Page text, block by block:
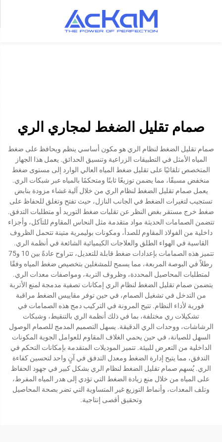
صمام تقليل الضغط لمجاري الري
صمام تقليل الضغط لنظام الري هو مكون أساسي ينظم ويحافظ على ضغط
المياه الأمثل في التطبيقات الزراعية وتنسيق الحدائق. يعمل هذا الجهاز
المتخصص تلقائيًا على تقليل ضغط المياه العالي الوارد إلى مستوى ضغط
منخفض مسبقًا، مما يضمن توزيعًا ثابتًا ومتحكمًا بالمياه عبر شبكات الري.
يعمل صمام تقليل الضغط لنظام الري من خلال آلية غشاء مزودة بنابض
تستجيب لتغيرات الضغط في الجانب النازل، حيث تفتح وتغلق للحفاظ على
ضغط خرج مستقر بغض النظر عن تقلبات ضغط التوريد أو متطلبات التدفق.
تتضمن الصمامات الحديثة مواد متقدمة مثل النحاس المقاوم للتآكل، وأجزاء
داخلية من الفولاذ المقاوم للصدأ، ومكونات بوليمرية متينة تتحمل الظروف
القاسية في الهواء الطلق والعلاجات الكيميائية الشائعة في أنظمة الري.
تتميز هذه الصمامات بإعدادات ضغط قابلة للتعديل، تتراوح عادةً بين 10 و75
رطلاً في البوصة المربعة، مما يسمح للمشغلين بتخصيص ضغط المياه وفقًا
لمتطلبات المحاصيل المحددة، وظروف التربة، ومواصفات معدات الري.
يتضمن صمام تقليل الضغط لنظام الري إمكانات تصفية مدمجة لمنع الأتربة
من التدخل في تشغيل الصمام، في حين توفر مقاييس الضغط مراقبة
فورية لأداء النظام. تتيح المرونة في التركيب دمج هذه الصمامات في
تشكيلات ري مختلفة، بما في ذلك أنظمة الري بالتنقيط، وشبكات
الرشاشات، ووحدات الري الدقيقة. يسهل التصميم المدمج للصمام الوصول
السهل للصيانة، في حين يحمي الغلاف المقاوم للعوامل الجوية المكونات
الداخلية من التعرض للبيئة. تتميز الموديلات المتقدمة بإمكانات التحكم في
التدفق، مما يتيح إدارة الضغط ومعدل التدفق في آنٍ واحد لتحسين كفاءة
الري. يُسهم صمام تقليل الضغط لنظام الري بشكل كبير في جهود الحفاظ
على المياه من خلال منع زيادة الضغط التي تؤدي إلى هدر المياه المفرط،
وتلف المعدات، وأنماط التوزيع غير المتساوية التي تضر بصحة المحاصيل
وتحقيق أقصى إنتاجية.